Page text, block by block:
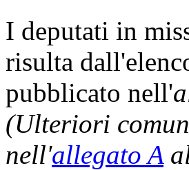
I deputati in
risulta
pubblicato nell'
(Ulteriori
nell'allegato Aal